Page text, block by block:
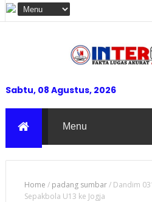
Sabtu, 08 Agustus, 2026
Home / padang sumbar/ Dandim
Sepakbola U13 ke Jogja